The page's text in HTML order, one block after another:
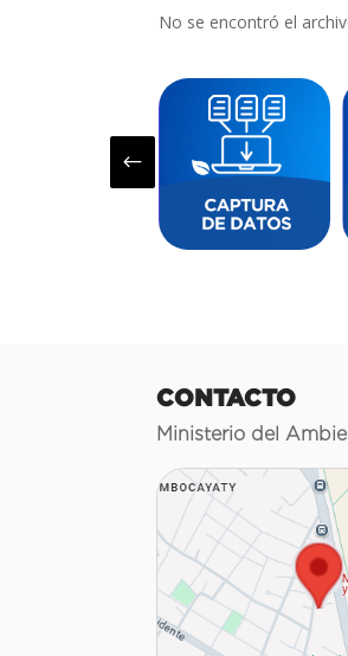
No se encontró el
#
CONTACTO
Ministerio del